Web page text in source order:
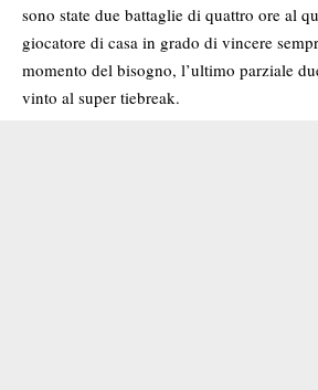
sono state due battaglie di quattro ore al
giocatore di casa in grado di vincere
momento del bisogno, l’ultimo parziale
vinto al super tiebreak.